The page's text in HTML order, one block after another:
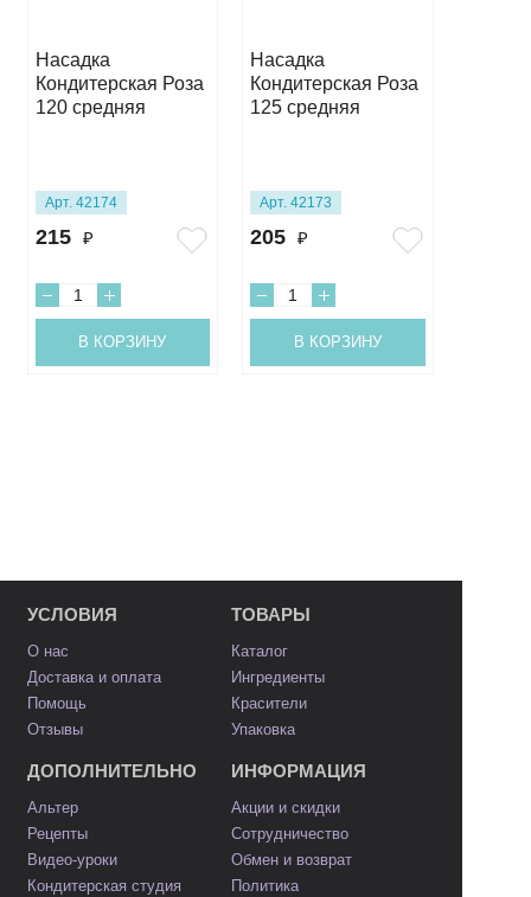
Насадка
Кондитерская Роза
120 средняя
Арт. 42174
215 ₽
В КОРЗИНУ
Насадка
Кондитерская Роза
125 средняя
Арт. 42173
205 ₽
В КОРЗИНУ
УСЛОВИЯ
О нас
Доставка и оплата
Помощь
Отзывы
ТОВАРЫ
Каталог
Ингредиенты
Красители
Упаковка
ДОПОЛНИТЕЛЬНО
Альтер
Рецепты
Видео-уроки
Кондитерская студия
ИНФОРМАЦИЯ
Акции и скидки
Сотрудничество
Обмен и возврат
Политика